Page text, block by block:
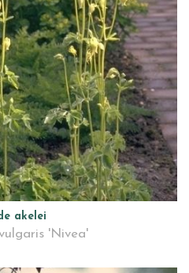
akelei
'Nivea'